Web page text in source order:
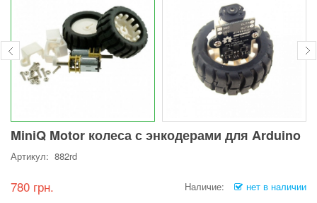
MiniQ Motor колеса с энкодерами для Arduino
Артикул: 882rd
780 грн. Наличие: нет в наличии